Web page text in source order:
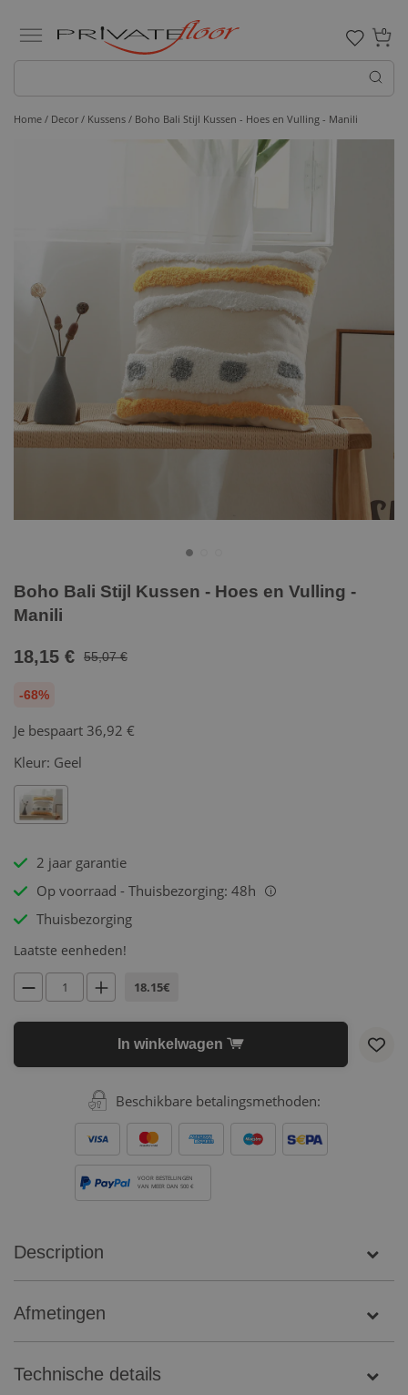
0
Home / Decor / Kussens / Boho Bali Stijl Kussen - Hoes en Vulling - Manili
Boho Bali Stijl Kussen - Hoes en Vulling -
Manili
18,15 € 55,07 €
-68%
Je bespaart 36,92 €
Kleur: Geel
2 jaar garantie
Op voorraad - Thuisbezorging: 48h
i
Thuisbezorging
Laatste eenheden!
18.15€
In winkelwagen
Beschikbare betalingsmethoden:
VOOR BESTELLINGEN
VAN MEER DAN 500 €
Description
Afmetingen
Technische details